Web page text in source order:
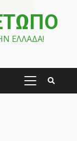
ΕΛΛΑΔΑ!
PRIMARY